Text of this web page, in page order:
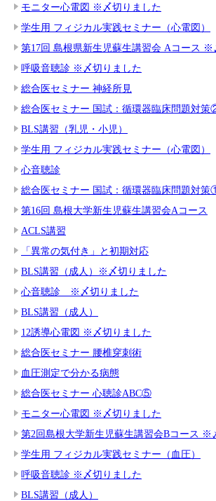
モニター心電図 ※〆切りました
学生用 フィジカル実践セミナー（心電図）
第17回 島根県新生児蘇生講習会 Aコース ※
呼吸音聴診 ※〆切りました
総合医セミナー 神経所見
総合医セミナー 国試：循環器臨床問題対
BLS講習（乳児・小児）
学生用 フィジカル実践セミナー（心電図）
心音聴診
総合医セミナー 国試：循環器臨床問題対
第16回 島根大学新生児蘇生講習会Aコース
ACLS講習
「異常の気付き」と初期対応
BLS講習（成人）※〆切りました
心音聴診 ※〆切りました
BLS講習（成人）
12誘導心電図 ※〆切りました
総合医セミナー 腰椎穿刺術
血圧測定で分かる病態
総合医セミナー 心聴診ABC⑤
モニター心電図 ※〆切りました
第2回島根大学新生児蘇生講習会Bコース ※
学生用 フィジカル実践セミナー（血圧）
呼吸音聴診 ※〆切りました
BLS講習（成人）